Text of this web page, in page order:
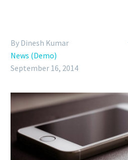
By Dinesh Kumar
News (Demo)
September 16, 2014